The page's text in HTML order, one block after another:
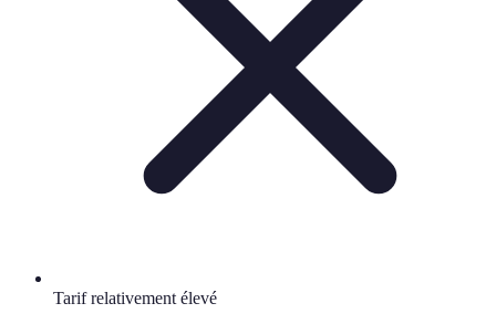
Tarif relativement élevé